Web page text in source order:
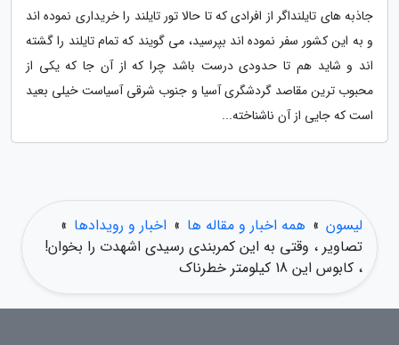
جاذبه های تایلنداگر از افرادی که تا حالا تور تایلند را خریداری نموده اند
و به این کشور سفر نموده اند بپرسید، می گویند که تمام تایلند را گشته
اند و شاید هم تا حدودی درست باشد چرا که از آن جا که یکی از
محبوب ترین مقاصد گردشگری آسیا و جنوب شرقی آسیاست خیلی بعید
است که جایی از آن ناشناخته...
لیسون » همه اخبار و مقاله ها » اخبار و رویدادها »
تصاویر ، وقتی به این کمربندی رسیدی اشهدت را بخوان!
، کابوس این 18 کیلومتر خطرناک